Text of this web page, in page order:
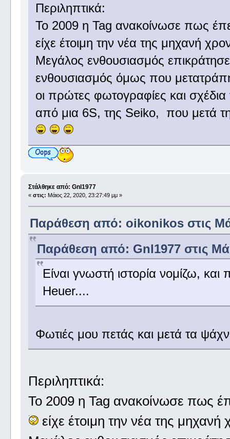
Περιληπτικά:
Το 2009 η Tag ανακοίνωσε πως
είχε έτοιμη την νέα της μηχανή
Μεγάλος ενθουσιασμός επικράτησε
ενθουσιασμός όμως που
οι πρώτες φωτογραφίες και
από μια 6S, της Seiko, που μετά
Στάλθηκε από: Gnl1977
« στις: Μάιος 22, 2020, 23:27:49 μμ »
Παράθεση από: oikonikos στις
Παράθεση από: Gnl1977 στις
Είναι γνωστή ιστορία νομίζω, και
Heuer....
Φωτιές μου πετάς και μετά τα
Περιληπτικά:
Το 2009 η Tag ανακοίνωσε πως
είχε έτοιμη την νέα της